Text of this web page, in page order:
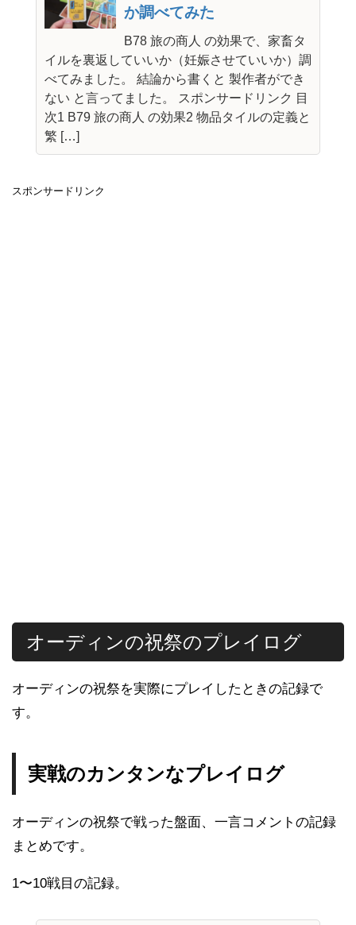
か調べてみた
B78 旅の商人 の効果で、家畜タ
イルを裏返していいか（妊娠させていいか）調
べてみました。 結論から書くと 製作者ができ
ない と言ってました。 スポンサードリンク 目
次1 B79 旅の商人 の効果2 物品タイルの定義と
繁 […]
スポンサードリンク
オーディンの祝祭のプレイログ
オーディンの祝祭を実際にプレイしたときの記録で
す。
実戦のカンタンなプレイログ
オーディンの祝祭で戦った盤面、一言コメントの記録
まとめです。
1〜10戦目の記録。